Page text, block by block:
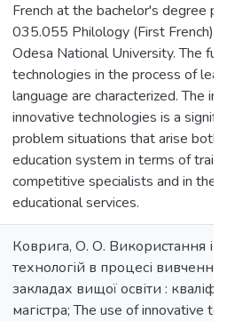
French at the bachelor's degree
035.055 Philology (First French)
Odesa National University. The
technologies in the process of
language are characterized. The
innovative technologies is a
problem situations that arise both
education system in terms of
competitive specialists and in the
educational services.
Коврига, О. О. Використання
технологій в процесі
закладах вищої освіти :
магістра; The use of innovative